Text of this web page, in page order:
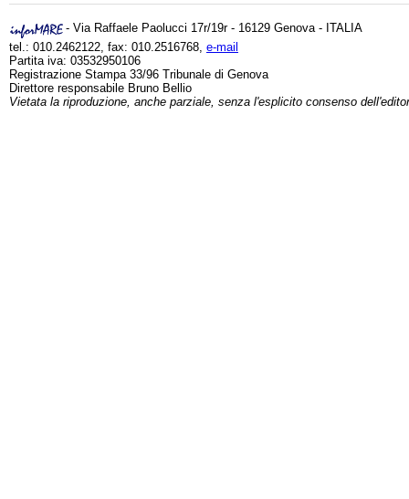
- Via Raffaele Paolucci 17r/19r - 16129 Genova - ITALIA
tel.: 010.2462122, fax: 010.2516768, e-mail
Partita iva: 03532950106
Registrazione Stampa 33/96 Tribunale di Genova
Direttore responsabile Bruno Bellio
Vietata la riproduzione, anche parziale, senza l'esplicito consenso